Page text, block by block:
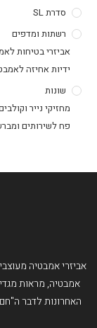
סדרת SL
רשתות ומדפים
אביזרי בטיחות
ידיות אחיזה
שונות
מחזיקי נייר
פח לשירותים
אביזרי אמבטיה
אמבטיה, מראות
האחרונות לדבר